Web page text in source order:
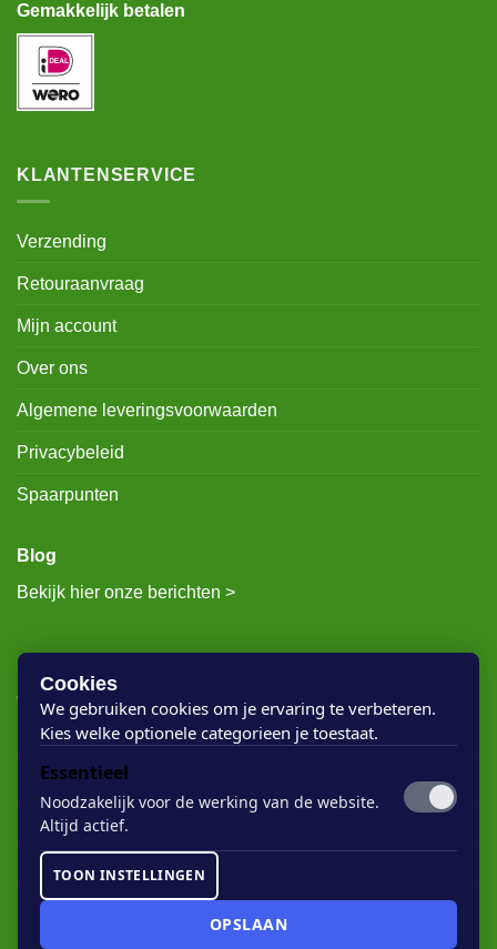
Gemakkelijk betalen
KLANTENSERVICE
Verzending
Retouraanvraag
Mijn account
Over ons
Algemene leveringsvoorwaarden
Privacybeleid
Spaarpunten
Blog
Bekijk hier onze berichten >
Rigostep Skylt
Rubio Monocoat Oil Plus 2c
Houten vloer lak
Floorservice Onderhoudsolie
Rubio Monocoat Soap
Cookies
We gebruiken cookies om je ervaring te verbeteren.
Kies welke optionele categorieen je toestaat.
Essentieel
Noodzakelijk voor de werking van de website.
Altijd actief.
TOON INSTELLINGEN
OPSLAAN